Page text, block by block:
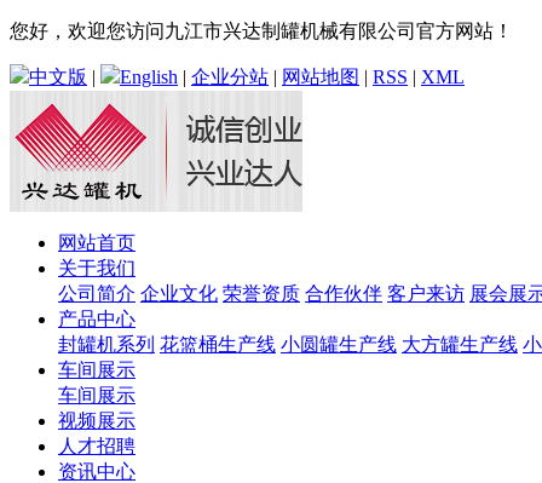
您好，欢迎您访问九江市兴达制罐机械有限公司官方网站！
中文版 | English | 企业分站 | 网站地图 | RSS | XML
网站首页
关于我们
公司简介 企业文化 荣誉资质 合作伙伴 客户来访 展会展
产品中心
封罐机系列 花篮桶生产线 小圆罐生产线 大方罐生产线
车间展示
车间展示
视频展示
人才招聘
资讯中心